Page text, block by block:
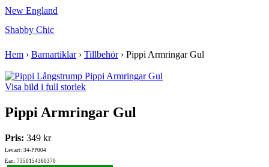
New England
Shabby Chic
Hem › Barnartiklar› Tillbehör› Pippi Armringar Gul
Visa bild i full storlek
Pippi Armringar Gul
Pris: 349 kr
Lev.art: 34-PP004
Ean: 7350154360370